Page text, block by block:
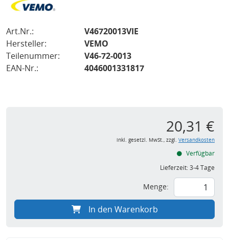
Art.Nr.:
V46720013VIE
Hersteller:
VEMO
Teilenummer:
V46-72-0013
EAN-Nr.:
4046001331817
20,31 €
inkl. gesetzl. MwSt., zzgl. Versandkosten
Verfügbar
Lieferzeit:3-4 Tage
Menge:
In den Warenkorb